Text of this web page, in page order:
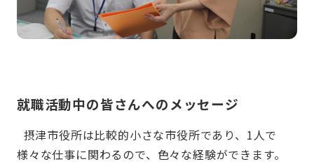
就職活動中の皆さんへのメッセージ
摂津市役所は比較的小さな市役所であり、1人で
様々な仕事に関わるので、色々な経験ができます。